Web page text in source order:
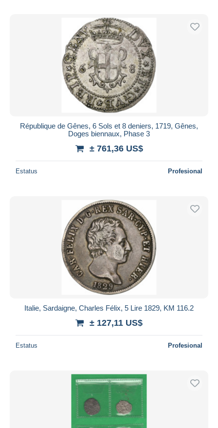
République de Gênes, 6 Sols et 8 deniers, 1719, Gênes,
Doges biennaux, Phase 3
± 761,36 US$
Estatus Profesional
Italie, Sardaigne, Charles Félix, 5 Lire 1829, KM 116.2
± 127,11 US$
Estatus Profesional